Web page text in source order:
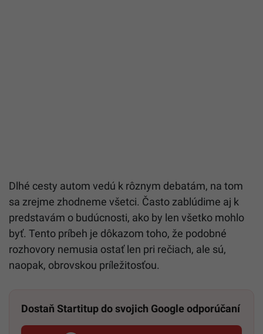
Dlhé cesty autom vedú k rôznym debatám, na tom
sa zrejme zhodneme všetci. Často zablúdime aj k
predstavám o budúcnosti, ako by len všetko mohlo
byť. Tento príbeh je dôkazom toho, že podobné
rozhovory nemusia ostať len pri rečiach, ale sú,
naopak, obrovskou príležitosťou.
Dostaň Startitup do svojich Google odporúčaní